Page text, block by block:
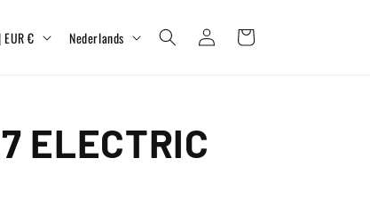
België | EUR €
TNederlands InloggenWinkelwagen
ELECTRIC